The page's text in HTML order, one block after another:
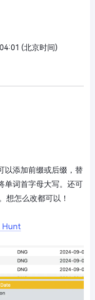
(北京时间)
以添加前缀或后缀，替
单词首字母大写。还可
想怎么改都可以！
Hunt